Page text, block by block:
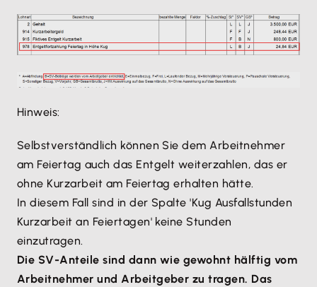
Hinweis:
Selbstverständlich können Sie dem Arbeitnehmer
am Feiertag auch das Entgelt weiterzahlen, das er
ohne Kurzarbeit am Feiertag erhalten hätte.
In diesem Fall sind in der Spalte 'Kug Ausfallstunden
Kurzarbeit an Feiertagen' keine Stunden
einzutragen.
Die SV-Anteile sind dann wie gewohnt hälftig vom
Arbeitnehmer und Arbeitgeber zu tragen. Das